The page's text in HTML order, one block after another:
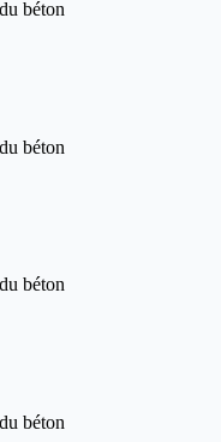
béton
béton
béton
béton